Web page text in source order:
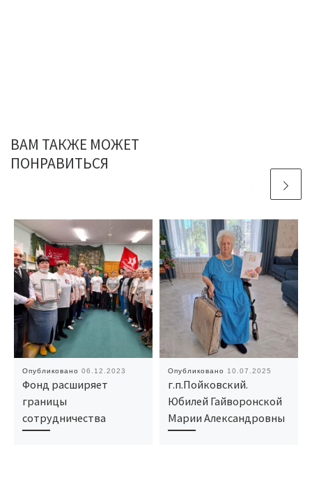
ВАМ ТАКЖЕ МОЖЕТ
ПОНРАВИТЬСЯ
Опубликовано 06.12.2023
Фонд расширяет
границы
сотрудничества
Опубликовано 10.07.2025
г.п.Пойковский.
Юбилей Гайворонской
Марии Александровны